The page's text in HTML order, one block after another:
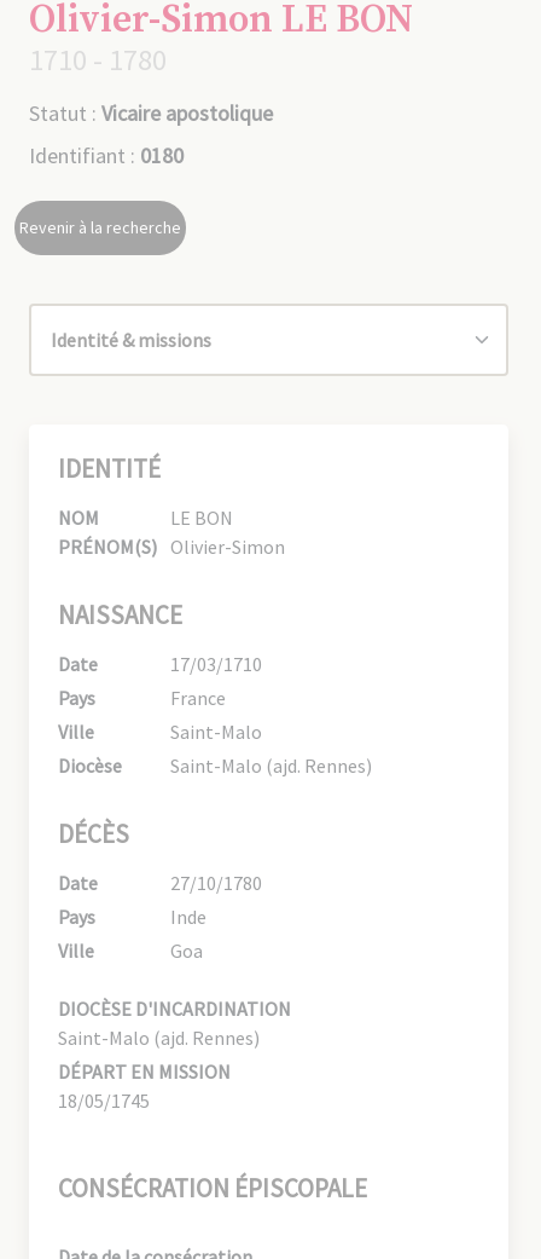
Olivier-Simon LE BON
1710 - 1780
Statut : Vicaire apostolique
Identifiant : 0180
Revenir à la recherche
IDENTITÉ
NOM
LE BON
PRÉNOM(S) Olivier-Simon
NAISSANCE
Date
17/03/1710
Pays
France
Ville
Saint-Malo
Diocèse
Saint-Malo (ajd. Rennes)
DÉCÈS
Date
27/10/1780
Pays
Inde
Ville
Goa
DIOCÈSE D'INCARDINATION
Saint-Malo (ajd. Rennes)
DÉPART EN MISSION
18/05/1745
CONSÉCRATION ÉPISCOPALE